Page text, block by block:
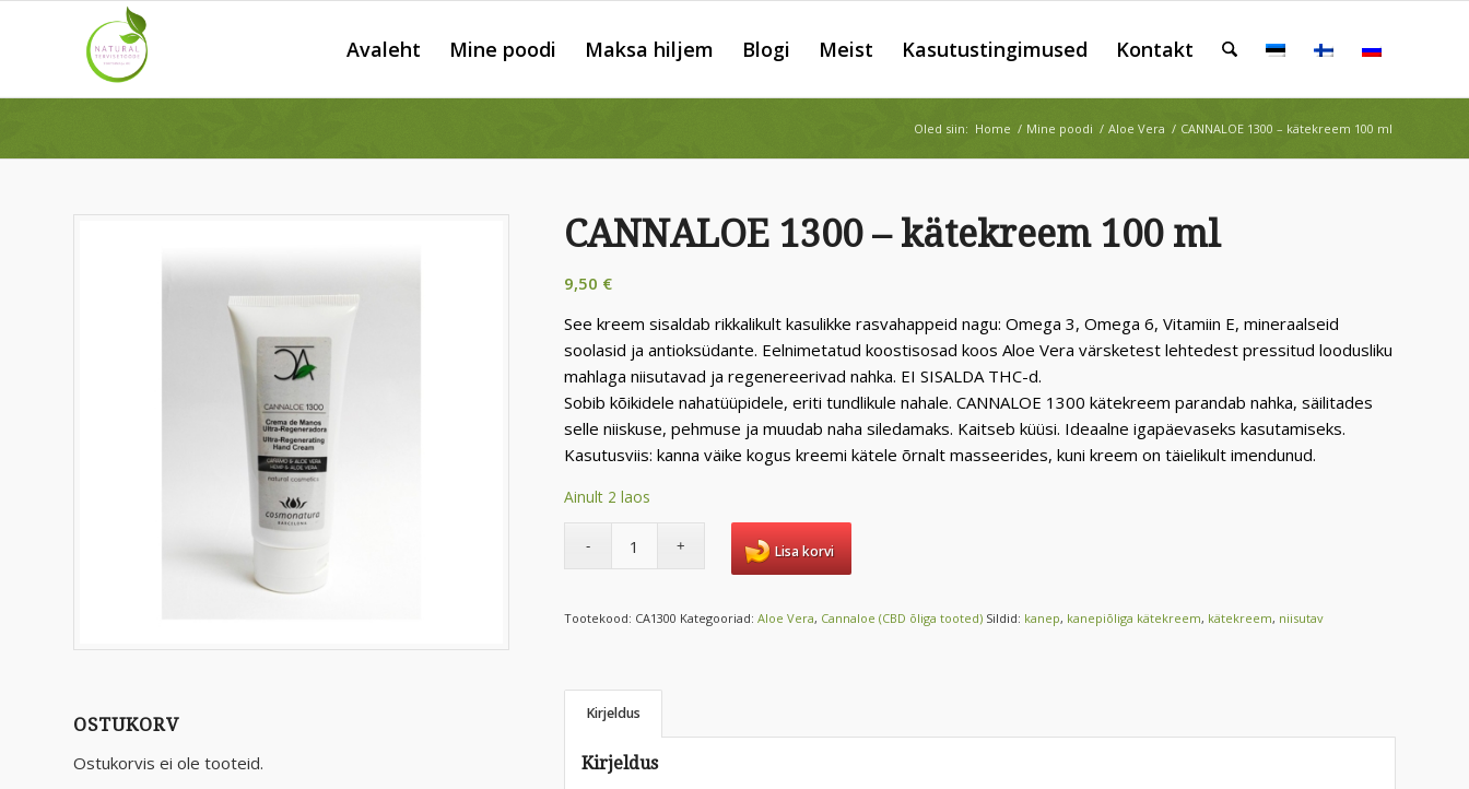
Avaleht Mine poodi Maksa hiljem Blogi Meist Kasutustingimused Kontakt
Oled siin: Home / Mine poodi / Aloe Vera / CANNALOE 1300 – kätekreem 100 ml
OSTUKORV
Ostukorvis ei ole tooteid.
CANNALOE 1300 – kätekreem 100 ml
9,50 €
See kreem sisaldab rikkalikult kasulikke rasvahappeid nagu: Omega 3, Omega 6, Vitamiin E, mineraalseid
soolasid ja antioksüdante. Eelnimetatud koostisosad koos Aloe Vera värsketest lehtedest pressitud loodusliku
mahlaga niisutavad ja regenereerivad nahka. EI SISALDA THC-d.
Sobib kõikidele nahatüüpidele, eriti tundlikule nahale. CANNALOE 1300 kätekreem parandab nahka, säilitades
selle niiskuse, pehmuse ja muudab naha siledamaks. Kaitseb küüsi. Ideaalne igapäevaseks kasutamiseks.
Kasutusviis: kanna väike kogus kreemi kätele õrnalt masseerides, kuni kreem on täielikult imendunud.
Ainult 2 laos
Lisa korvi
Tootekood: CA1300 Kategooriad:Aloe Vera, Cannaloe (CBD õliga tooted) Sildid: kanep, kanepiõliga kätekreem, kätekreem, niisutav
Kirjeldus
Kirjeldus